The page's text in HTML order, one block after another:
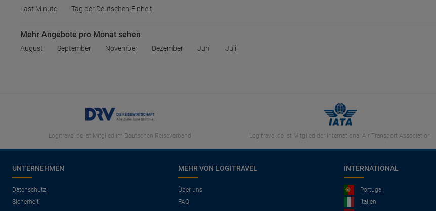
Last Minute Tag der Deutschen Einheit
Mehr Angebote pro Monat sehen
August September November Dezember Juni Juli
Logitravel.de ist Mitglied im Deutschen Reiseverband Logitravel.de ist Mitglied der International Air Transport Association
UNTERNEHMEN
Datenschutz
Sicherheit
MEHR VON LOGITRAVEL
Über uns
FAQ
INTERNATIONAL
Portugal
Italien